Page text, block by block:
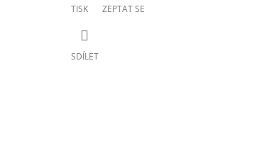
TISK ZEPTAT SE
SDÍLET